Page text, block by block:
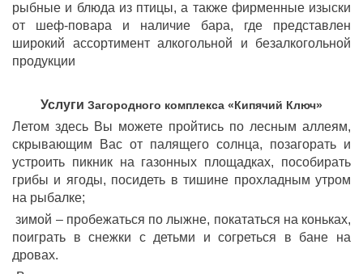
рыбные и блюда из птицы, а также фирменные изыски
от шеф-повара и наличие бара, где представлен
широкий ассортимент алкогольной и безалкогольной
продукции
Услуги Загородного комплекса «Кипячий Ключ»
Летом здесь Вы можете пройтись по лесным аллеям,
скрывающим Вас от палящего солнца, позагорать и
устроить пикник на газонных площадках, пособирать
грибы и ягоды, посидеть в тишине прохладным утром
на рыбалке;
зимой – пробежаться по лыжне, покататься на коньках,
поиграть в снежки с детьми и согреться в бане на
дровах.